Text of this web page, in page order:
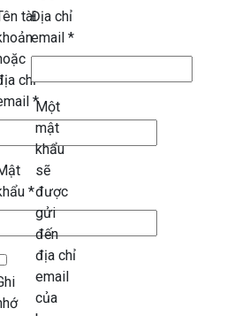
tài
chỉ
*
*
Địa chỉ
email *
Một
mật
khẩu
sẽ
được
gửi
đến
địa chỉ
email
của